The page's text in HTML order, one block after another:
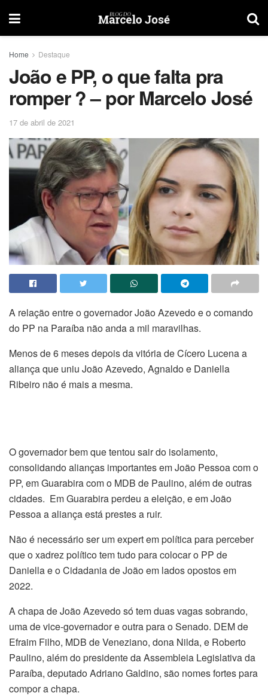
Home Destaque
João e PP, o que falta pra
romper ? – por Marcelo José
17 de abril de 2021
A relação entre o governador João Azevedo e o comando
do PP na Paraíba não anda a mil maravilhas.
Menos de 6 meses depois da vitória de Cícero Lucena a
aliança que uniu João Azevedo, Agnaldo e Daniella
Ribeiro não é mais a mesma.
O governador bem que tentou sair do isolamento,
consolidando alianças importantes em João Pessoa com o
PP, em Guarabira com o MDB de Paulino, além de outras
cidades. Em Guarabira perdeu a eleição, e em João
Pessoa a aliança está prestes a ruir.
Não é necessário ser um expert em política para perceber
que o xadrez político tem tudo para colocar o PP de
Daniella e o Cidadania de João em lados opostos em
2022.
A chapa de João Azevedo só tem duas vagas sobrando,
uma de vice-governador e outra para o Senado. DEM de
Efraim Filho, MDB de Veneziano, dona Nilda, e Roberto
Paulino, além do presidente da Assembleia Legislativa da
Paraíba, deputado Adriano Galdino, são nomes fortes para
compor a chapa.